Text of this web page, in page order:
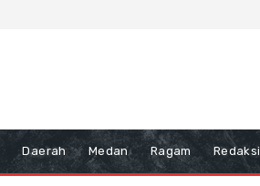
Daerah Medan Ragam Redaksi